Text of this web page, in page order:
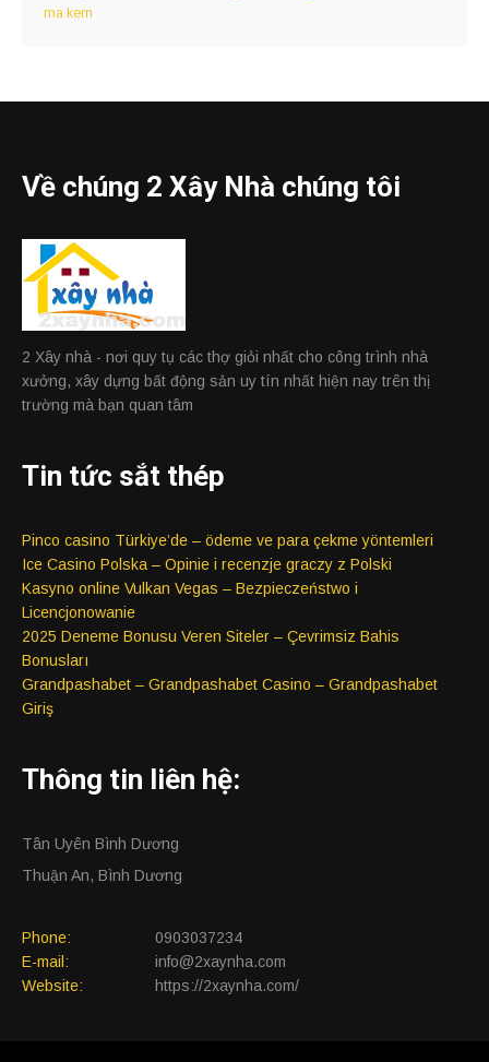
ma kem
Về chúng 2 Xây Nhà chúng tôi
2 Xây nhà - nơi quy tụ các thợ giỏi nhất cho công trình nhà
xưởng, xây dựng bất động sản uy tín nhất hiện nay trên thị
trường mà bạn quan tâm
Tin tức sắt thép
Pinco casino Türkiye’de – ödeme ve para çekme yöntemleri
Ice Casino Polska – Opinie i recenzje graczy z Polski
Kasyno online Vulkan Vegas – Bezpieczeństwo i
Licencjonowanie
2025 Deneme Bonusu Veren Siteler – Çevrimsiz Bahis
Bonusları
Grandpashabet – Grandpashabet Casino – Grandpashabet
Giriş
Thông tin liên hệ:
Tân Uyên Bình Dương
Thuận An, Bình Dương
Phone:
0903037234
E-mail:
info@2xaynha.com
Website:
https://2xaynha.com/